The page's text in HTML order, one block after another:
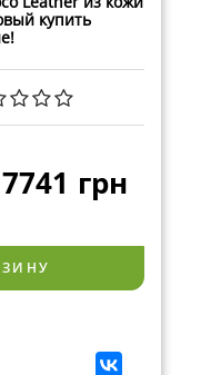
купить
7741 грн